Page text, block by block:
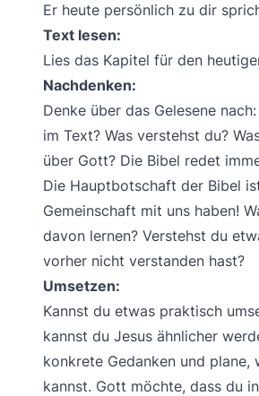
Er heute persönlich zu dir
Text lesen:
Lies das Kapitel für den
Nachdenken:
Denke über das Gelesene
im Text? Was verstehst du?
über Gott? Die Bibel redet
Die Hauptbotschaft der Bibel
Gemeinschaft mit uns haben!
davon lernen? Verstehst du
vorher nicht verstanden hast?
Umsetzen:
Kannst du etwas praktisch
kannst du Jesus ähnlicher
konkrete Gedanken und plane,
kannst. Gott möchte, dass du